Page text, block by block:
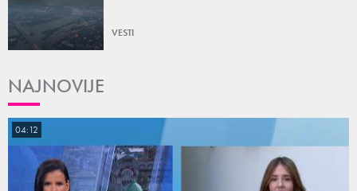
VESTI
NAJNOVIJE
04:12